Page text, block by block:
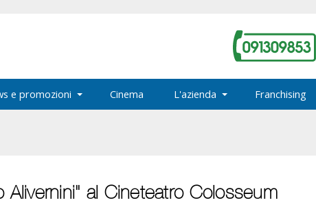
e promozioni Cinema L'azienda Franchising
al Cineteatro Colosseum